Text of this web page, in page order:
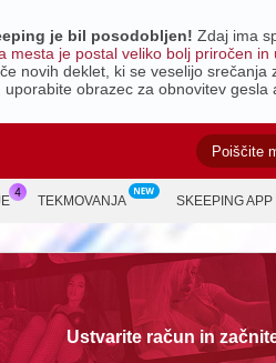
je bil posodobljen! Zdaj ima
mesta je postal veliko bolj priročen
novih deklet, ki se veselijo srečanja
uporabite obrazec za obnovitev
TEKMOVANJA SKEEPING APP
Ustvarite račun in